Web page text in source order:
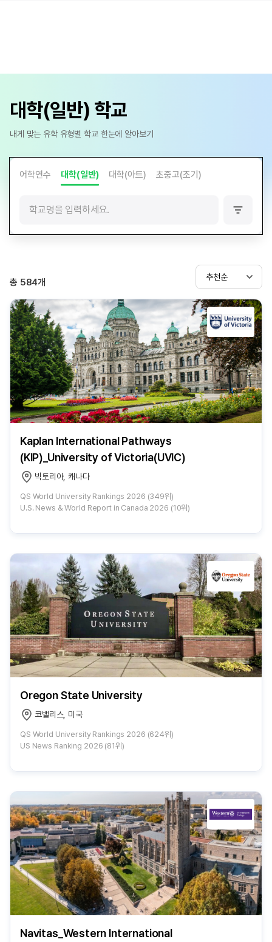
대학(일반) 학교
내게 맞는 유학 유형별 학교 한눈에 알아보기
어학연수 대학(일반) 대학(아트) 초중고(조기)
필
총 584개
추천순
Kaplan International Pathways
(KIP)_University of Victoria(UVIC)
빅토리아, 캐나다
QS World University Rankings 2026 (349위)
U.S. News & World Report in Canada 2026 (10위)
Oregon State University
코밸리스, 미국
QS World University Rankings 2026 (624위)
US News Ranking 2026 (81위)
Navitas_Western International